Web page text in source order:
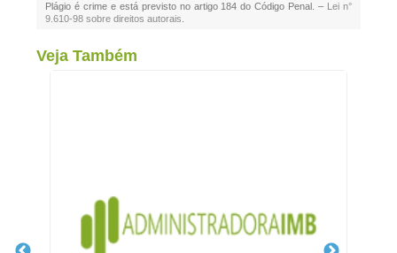
Plágio é crime e está previsto no artigo 184 do Código Penal. – Lei n°
9.610-98 sobre direitos autorais
Veja Também